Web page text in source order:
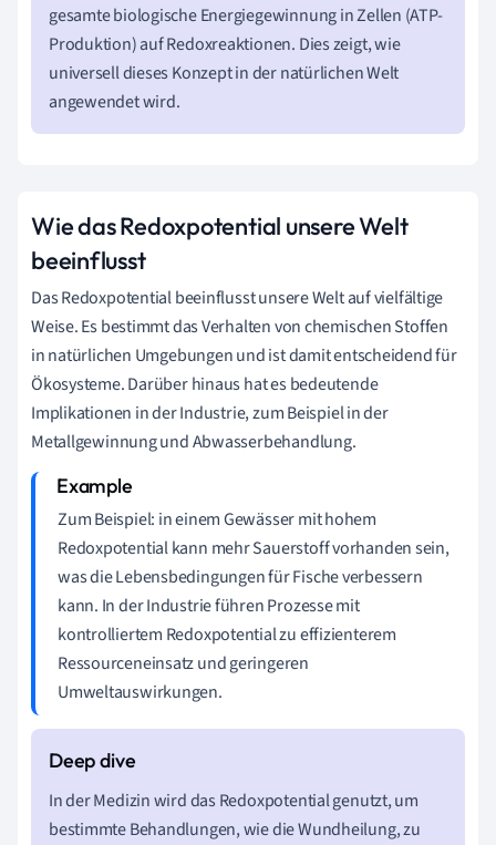
gesamte biologische Energiegewinnung in Zellen (ATP-
Produktion) auf Redoxreaktionen. Dies zeigt, wie
universell dieses Konzept in der natürlichen Welt
angewendet wird.
Wie das Redoxpotential unsere Welt
beeinflusst
Das Redoxpotential beeinflusst unsere Welt auf vielfältige
Weise. Es bestimmt das Verhalten von chemischen Stoffen
in natürlichen Umgebungen und ist damit entscheidend für
Ökosysteme. Darüber hinaus hat es bedeutende
Implikationen in der Industrie, zum Beispiel in der
Metallgewinnung und Abwasserbehandlung.
Zum Beispiel: in einem Gewässer mit hohem
Redoxpotential kann mehr Sauerstoff vorhanden sein,
was die Lebensbedingungen für Fische verbessern
kann. In der Industrie führen Prozesse mit
kontrolliertem Redoxpotential zu effizienterem
Ressourceneinsatz und geringeren
Umweltauswirkungen.
In der Medizin wird das Redoxpotential genutzt, um
bestimmte Behandlungen, wie die Wundheilung, zu